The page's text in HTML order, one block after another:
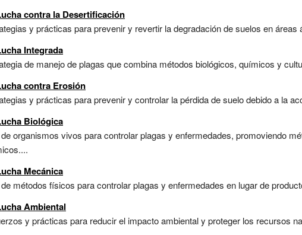
contra la Desertificación
y prácticas para prevenir y revertir la degradación de suelos en áreas
Integrada
de manejo de plagas que combina métodos biológicos, químicos y
contra Erosión
y prácticas para prevenir y controlar la pérdida de suelo debido a la
Biológica
organismos vivos para controlar plagas y enfermedades, promoviendo
Mecánica
métodos físicos para controlar plagas y enfermedades en lugar de
Ambiental
y prácticas para reducir el impacto ambiental y proteger los recursos